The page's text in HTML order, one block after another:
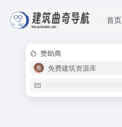
首页
赞助商
免费建筑资源库